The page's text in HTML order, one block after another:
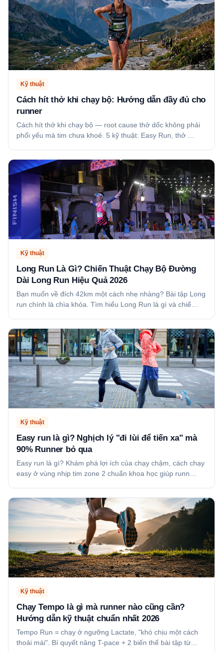
Kỹ thuật
Cách hít thở khi chạy bộ: Hướng dẫn đầy đủ cho
runner
Cách hít thở khi chạy bộ — root cause thở dốc không phải
phổi yếu mà tim chưa khoẻ. 5 kỹ thuật: Easy Run, thở …
Kỹ thuật
Long Run Là Gì? Chiến Thuật Chạy Bộ Đường
Dài Long Run Hiệu Quả 2026
Bạn muốn về đích 42km một cách nhẹ nhàng? Bài tập Long
run chính là chìa khóa. Tìm hiểu Long Run là gì và chiế…
Kỹ thuật
Easy run là gì? Nghịch lý "đi lùi để tiến xa" mà
90% Runner bỏ qua
Easy run là gì? Khám phá lợi ích của chạy chậm, cách chạy
easy ở vùng nhịp tim zone 2 chuẩn khoa học giúp runn…
Kỹ thuật
Chạy Tempo là gì mà runner nào cũng cần?
Hướng dẫn kỹ thuật chuẩn nhất 2026
Tempo Run = chạy ở ngưỡng Lactate, "khó chịu một cách
thoải mái". Bí quyết nâng T-pace + 2 biến thể bài tập từ…